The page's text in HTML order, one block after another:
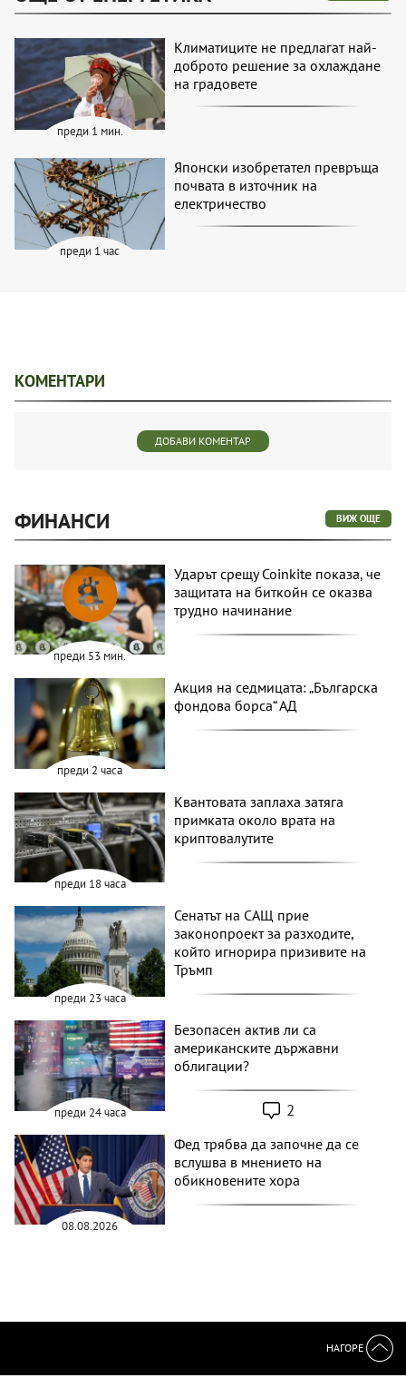
преди 1 мин.
Климатиците не предлагат най-
доброто решение за охлаждане
на градовете
преди 1 час
Японски изобретател превръща
почвата в източник на
електричество
КОМЕНТАРИ
ДОБАВИ КОМЕНТАР
ФИНАНСИ ВИЖ ОЩЕ
преди 53 мин.
Ударът срещу Coinkite показа, че
защитата на биткойн се оказва
трудно начинание
преди 2 часа
Акция на седмицата: „Българска
фондова борса“ АД
преди 18 часа
Квантовата заплаха затяга
примката около врата на
криптовалутите
преди 23 часа
Сенатът на САЩ прие
законопроект за разходите,
който игнорира призивите на
Тръмп
преди 24 часа
Безопасен актив ли са
американските държавни
облигации?
2
08.08.2026
Фед трябва да започне да се
вслушва в мнението на
обикновените хора
НАГОРЕ